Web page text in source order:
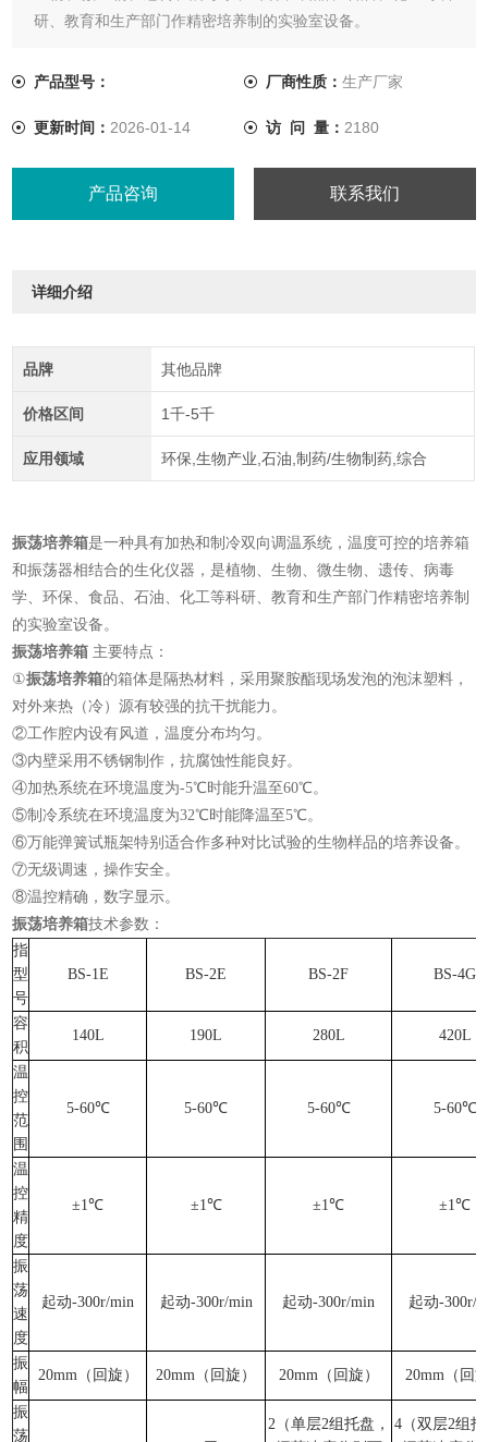
研、教育和生产部门作精密培养制的实验室设备。
产品型号： 厂商性质： 生产厂家
更新时间： 2026-01-14 访 问 量： 2180
产品咨询 联系我们
详细介绍
品牌 其他品牌
价格区间 1千-5千
应用领域 环保,生物产业,石油,制药/生物制药,综合
振荡培养箱是一种具有加热和制冷双向调温系统，温度可控的培养箱
和振荡器相结合的生化仪器，是植物、生物、微生物、遗传、病毒
学、环保、食品、石油、化工等科研、教育和生产部门作精密培养制
的实验室设备。
振荡培养箱 主要特点：
①振荡培养箱的箱体是隔热材料，采用聚胺酯现场发泡的泡沫塑料，
对外来热（冷）源有较强的抗干扰能力。
②工作腔内设有风道，温度分布均匀。
③内壁采用不锈钢制作，抗腐蚀性能良好。
④加热系统在环境温度为-5℃时能升温至60℃。
⑤制冷系统在环境温度为32℃时能降温至5℃。
⑥万能弹簧试瓶架特别适合作多种对比试验的生物样品的培养设备。
⑦无级调速，操作安全。
⑧温控精确，数字显示。
振荡培养箱技术参数：
指
型
号
BS-1E BS-2E BS-2F BS-4G
容
积
140L 190L 280L 420L
温
控
范
围
5-60℃ 5-60℃ 5-60℃ 5-60℃
温
控
精
度
±1℃ ±1℃ ±1℃ ±1℃
振
荡
速
度
起动-300r/min 起动-300r/min 起动-300r/min 起动-300r/
振
幅
20mm（回旋） 20mm（回旋） 20mm（回旋） 20mm（回
振
荡
2（单层2组托盘，
4（双层2组